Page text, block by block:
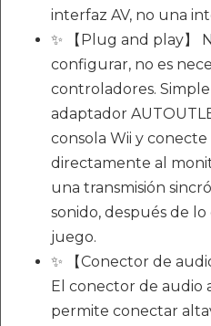
interfaz AV, no una
✨ 【Plug and play】
configurar, no es
controladores.
adaptador
consola Wii y
directamente al
una transmisión
sonido, después de
juego.
✨ 【Conector de
El conector de audio
permite conectar